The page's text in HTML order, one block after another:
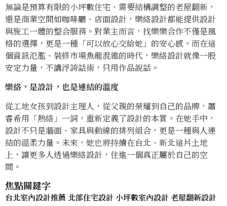
無論是預算有限的小坪數住宅、需要結構調整的老屋翻新，
還是商業空間如咖啡廳、店面設計，樂絡設計都能提供設計
與施工一體的整合服務。對業主而言，找樂樂合作不僅是風
格的選擇，更是一種「可以放心交給她」的安心感。而在這
個資訊氾濫、裝修市場魚龍混雜的時代，樂絡設計就像一股
安定力量，不講浮誇話術，只用作品說話。
樂絡，是設計，也是連結的溫度
從工地女孩到設計主理人，從父親的榮耀到自己的品牌，蕭
睿希用「熱絡」一詞，重新定義了設計的本質。在她手中，
設計不只是牆面、家具與動線的排列組合，更是一種與人連
結的溫柔力量。未來，她也將持續在台北、新北這片土地
上，讓更多人透過樂絡設計，住進一個真正屬於自己的空
間。
焦點關鍵字
台北室內設計推薦 北部住宅設計 小坪數室內設計 老屋翻新設計